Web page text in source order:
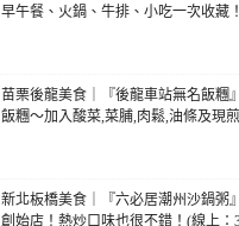
早午餐、火鍋、牛排、小吃一次收藏
苗栗後龍美食｜『後龍車站無名飯糰
飯糰～加入酸菜,菜脯,肉鬆,油條及現
新北板橋美食｜『六必居潮州沙鍋粥
創始店！熱炒口味也很不錯！(線上：